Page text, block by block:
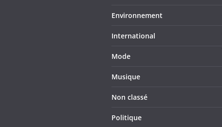
Environnement
International
Mode
Musique
Non classé
Politique